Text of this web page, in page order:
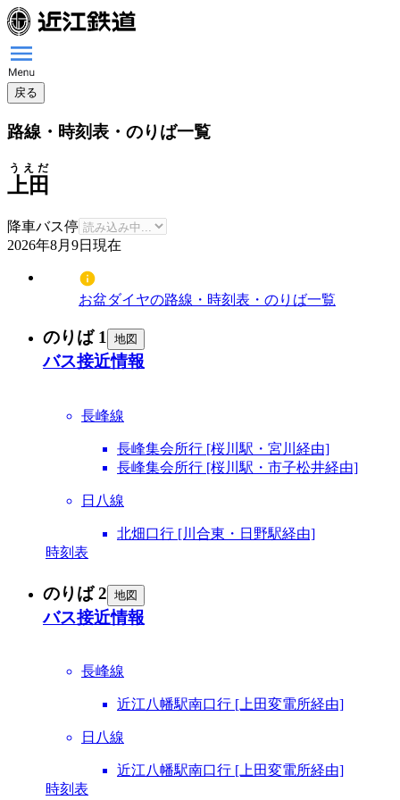
戻る
路線・時刻表・のりば一覧
上田
うえだ
降車バス停
2026年8月9日 現在
お盆ダイヤの路線・時刻表・のりば一覧
のりば 1 地図
バス接近情報
長峰線
長峰集会所行 [桜川駅・宮川経由]
長峰集会所行 [桜川駅・市子松井経由]
日八線
北畑口行 [川合東・日野駅経由]
時刻表
のりば 2 地図
バス接近情報
長峰線
近江八幡駅南口行 [上田変電所経由]
日八線
近江八幡駅南口行 [上田変電所経由]
時刻表